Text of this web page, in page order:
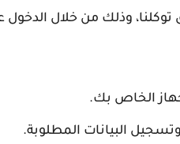
وذلك من خلال
الخاص بك.
البيانات المطلوبة.